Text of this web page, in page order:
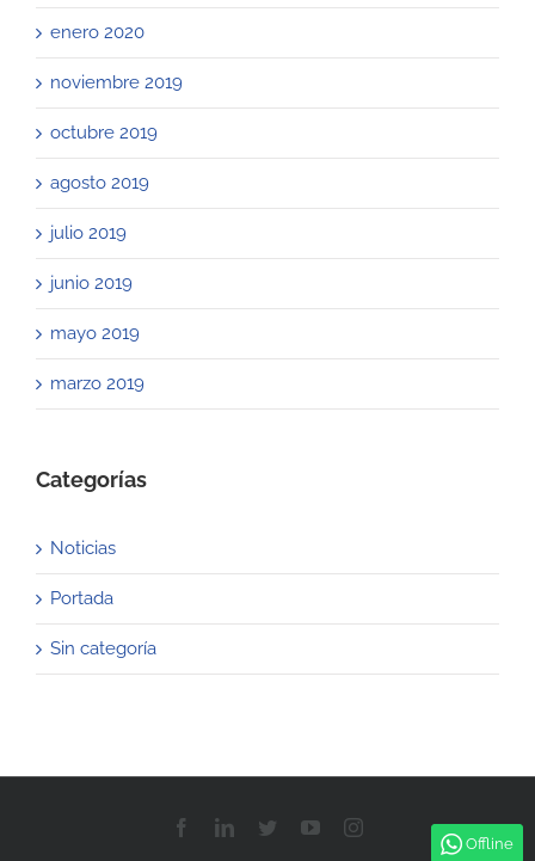
enero 2020
noviembre 2019
octubre 2019
agosto 2019
julio 2019
junio 2019
mayo 2019
marzo 2019
Categorías
Noticias
Portada
Sin categoría
FacebookLinkedInTwitterYouTubeInstagram
Offline